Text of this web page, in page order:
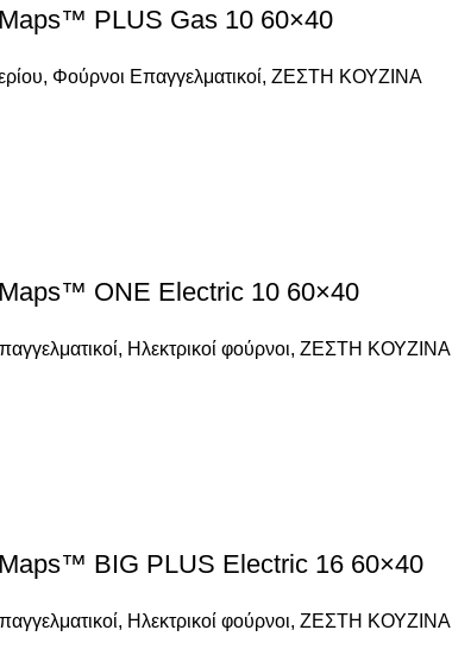
PLUS Gas 10 60×40
, Φούρνοι Επαγγελματικοί, ΖΕΣΤΗ ΚΟΥΖΙΝΑ
ONE Electric 10 60×40
, Ηλεκτρικοί φούρνοι, ΖΕΣΤΗ ΚΟΥΖΙΝΑ
BIG PLUS Electric 16 60×40
, Ηλεκτρικοί φούρνοι, ΖΕΣΤΗ ΚΟΥΖΙΝΑ